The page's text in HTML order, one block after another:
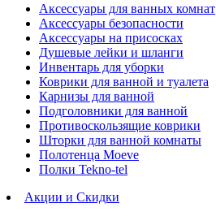
Аксессуары для ванных комнат
Аксессуары безопасности
Аксессуары на присосках
Душевые лейки и шланги
Инвентарь для уборки
Коврики для ванной и туалета
Карнизы для ванной
Подголовники для ванной
Противоскользящие коврики
Шторки для ванной комнаты
Полотенца Moeve
Полки Tekno-tel
Акции и Скидки